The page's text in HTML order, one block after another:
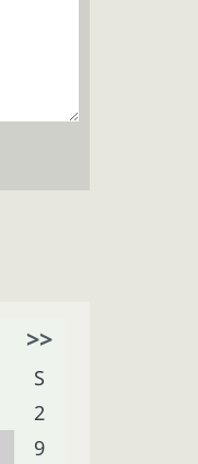
>>
S
2
9